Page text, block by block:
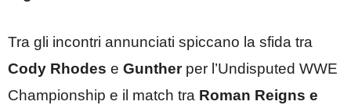
Tra gli incontri annunciati spiccano la sfida tra
Cody Rhodes e Guntherper l’Undisputed WWE
Championship e il match tra Roman Reigns e